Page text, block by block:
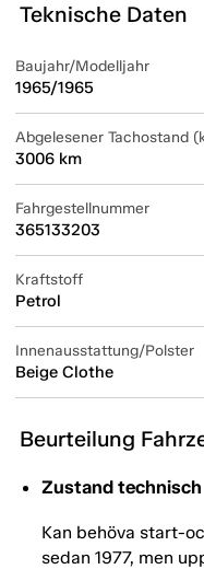
Teknische Daten
Baujahr/Modelljahr
1965/1965
Abgelesener Tachostand
3006 km
Fahrgestellnummer
365133203
Kraftstoff
Petrol
Innenausstattung/Polster
Beige Clothe
Beurteilung
Zustand technisch
Kan behöva start-
sedan 1977, men